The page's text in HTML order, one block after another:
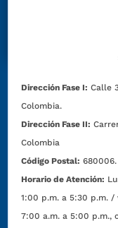
Dirección Fase I: Calle
Colombia.
Dirección Fase II:
Colombia
Código Postal: 680006.
Horario de Atención:
1:00 p.m. a 5:30 p.m.
7:00 a.m. a 5:00 p.m.,